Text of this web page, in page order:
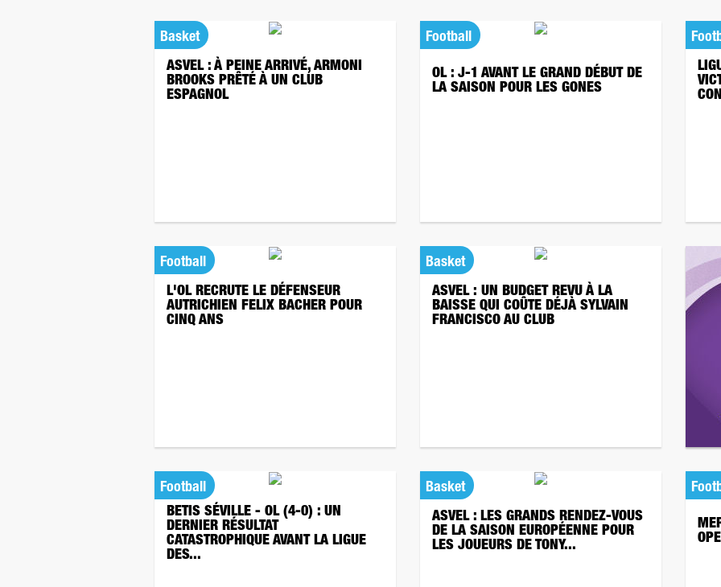
Basket
ASVEL : À PEINE ARRIVÉ, ARMONI
BROOKS PRÊTÉ À UN CLUB
ESPAGNOL
Football
OL : J-1 AVANT LE GRAND DÉBUT DE
LA SAISON POUR LES GONES
Football
L'OL RECRUTE LE DÉFENSEUR
AUTRICHIEN FELIX BACHER POUR
CINQ ANS
Basket
ASVEL : UN BUDGET REVU À LA
BAISSE QUI COÛTE DÉJÀ SYLVAIN
FRANCISCO AU CLUB
Football
BETIS SÉVILLE - OL (4-0) : UN
DERNIER RÉSULTAT
CATASTROPHIQUE AVANT LA LIGUE
DES...
Basket
ASVEL : LES GRANDS RENDEZ-VOUS
DE LA SAISON EUROPÉENNE POUR
LES JOUEURS DE TONY...